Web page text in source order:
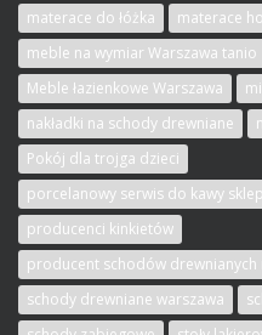
materace do łóżka
materace
meble na wymiar Warszawa tanio
Meble łazienkowe Warszawa
nakładki na schody drewniane
Pokój dla trojga dzieci
porcelanowy serwis do kawy
producenci kinkietów
producent schodów drewnianych
schody drewniane warszawa